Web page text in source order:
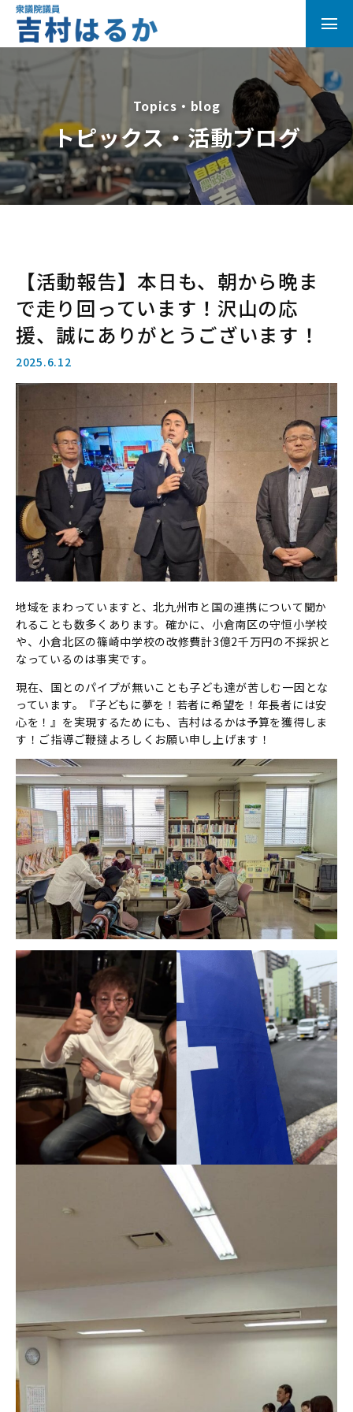
Topics・blog
トピックス・活動ブログ
【活動報告】本日も、朝から晩ま
で走り回っています！沢山の応
援、誠にありがとうございます！
2025.6.12
地域をまわっていますと、北九州市と国の連携について聞か
れることも数多くあります。確かに、小倉南区の守恒小学校
や、小倉北区の篠崎中学校の改修費計3億2千万円の不採択と
なっているのは事実です。
現在、国とのパイプが無いことも子ども達が苦しむ一因とな
っています。『子どもに夢を！若者に希望を！年長者には安
心を！』を実現するためにも、吉村はるかは予算を獲得しま
す！ご指導ご鞭撻よろしくお願い申し上げます！